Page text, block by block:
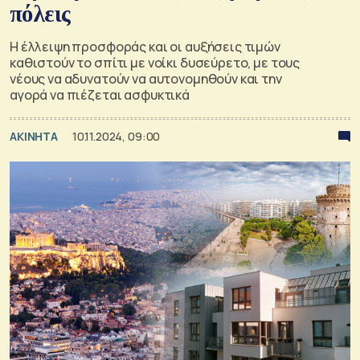
πόλεις
Η έλλειψη προσφοράς και οι αυξήσεις τιμών
καθιστούν το σπίτι με νοίκι δυσεύρετο, με τους
νέους να αδυνατούν να αυτονομηθούν και την
αγορά να πιέζεται ασφυκτικά
ΑΚΙΝΗΤΑ 10.11.2024, 09:00